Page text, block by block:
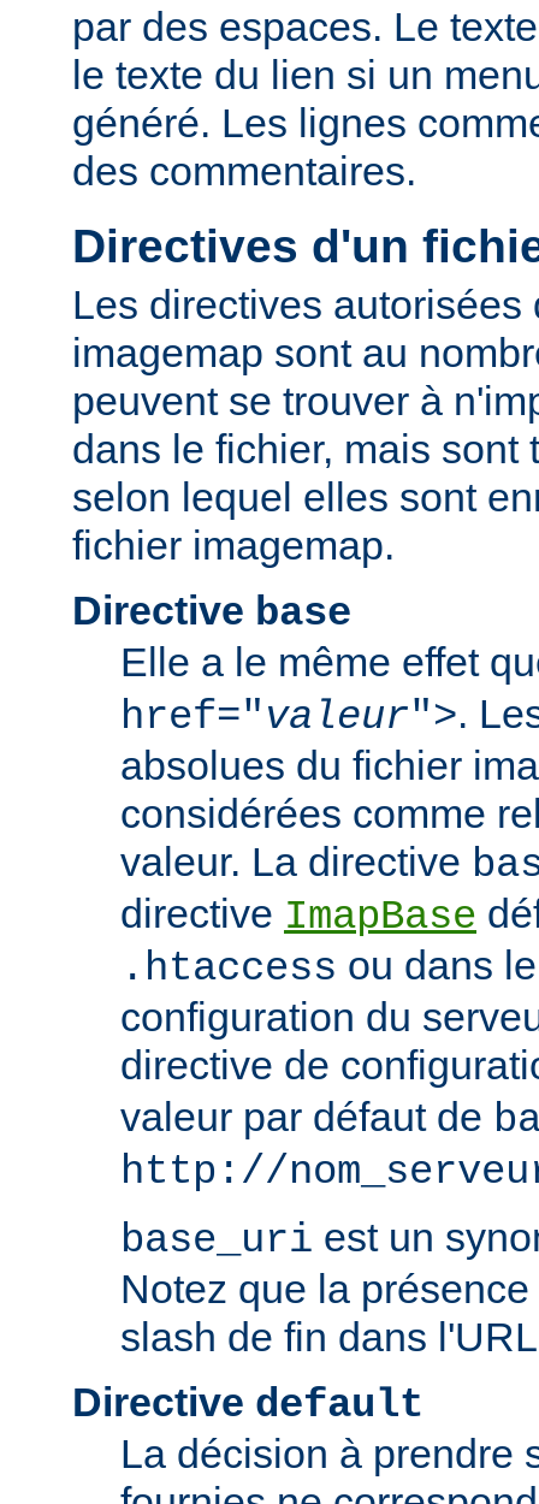
par des espaces. Le
le texte du lien si un
généré. Les lignes
des commentaires.
Directives d'un
Les directives autorisées
imagemap sont au
peuvent se trouver à
dans le fichier, mais sont
selon lequel elles sont
fichier imagemap.
Directive base
Elle a le même effet
href="valeur">.
absolues du fichier
considérées comme
valeur. La directive
directive ImapBase
.htaccess ou dans
configuration du
directive de
valeur par défaut de
http://
base_uri est un
Notez que la
slash de fin dans
Directive default
La décision à prendre